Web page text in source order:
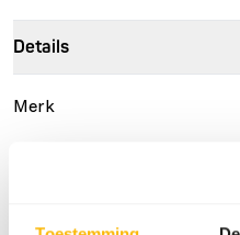
Details
Merk